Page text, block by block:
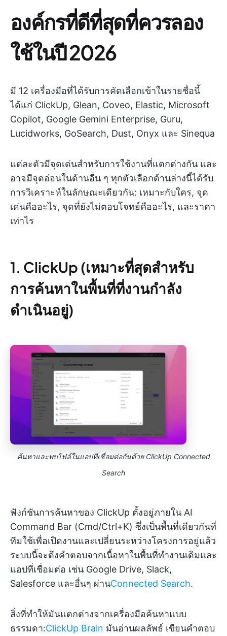
องค์กรที่ดีที่สุดที่ควรลอง
ใช้ในปี 2026
มี 12 เครื่องมือที่ได้รับการคัดเลือกเข้าในรายชื่อนี้
ได้แก่ ClickUp, Glean, Coveo, Elastic, Microsoft
Copilot, Google Gemini Enterprise, Guru,
Lucidworks, GoSearch, Dust, Onyx และ Sinequa
แต่ละตัวมีจุดเด่นสำหรับการใช้งานที่แตกต่างกัน และ
อาจมีจุดอ่อนในด้านอื่น ๆ ทุกตัวเลือกด้านล่างนี้ได้รับ
การวิเคราะห์ในลักษณะเดียวกัน: เหมาะกับใคร, จุด
เด่นคืออะไร, จุดที่ยังไม่ตอบโจทย์คืออะไร, และราคา
เท่าไร
1. ClickUp (เหมาะที่สุดสำหรับ
การค้นหาในพื้นที่ที่งานกำลัง
ดำเนินอยู่)
ค้นหาและพบไฟล์ในแอปที่เชื่อมต่อกันด้วย ClickUp Connected
Search
ฟังก์ชันการค้นหาของ ClickUp ตั้งอยู่ภายใน AI
Command Bar (Cmd/Ctrl+K) ซึ่งเป็นพื้นที่เดียวกันที่
ทีมใช้เพื่อเปิดงานและเปลี่ยนระหว่างโครงการอยู่แล้ว
ระบบนี้จะดึงคำตอบจากเนื้อหาในพื้นที่ทำงานเดิมและ
แอปที่เชื่อมต่อ เช่น Google Drive, Slack,
Salesforce และอื่นๆ ผ่านConnected Search.
สิ่งที่ทำให้มันแตกต่างจากเครื่องมือค้นหาแบบ
ธรรมดา:ClickUp Brain มันอ่านผลลัพธ์ เขียนคำตอบ